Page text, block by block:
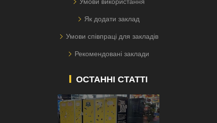
Як додати заклад
Умови співпраці для закладів
Рекомендовані заклади
ОСТАННІ СТАТТІ